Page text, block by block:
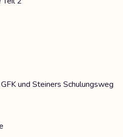
und Steiners Schulungsweg